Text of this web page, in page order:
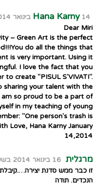
Hana Karny 14 בינואר 2014 בשעה 8:37
Dear Miri
– Green Art is the perfect
do all the things that
is very important. Using it
I love the fact that you
create "PISUL S'VIVATI".
sharing your talent with the
so proud to be a part of
in my teaching of young
"One person's trash is
Love, Hana Karny January
14,2014
מרגלית 16 בינואר 2014 בשעה 13:09
זו כבר ממש סדנת
הנכדים. תודה